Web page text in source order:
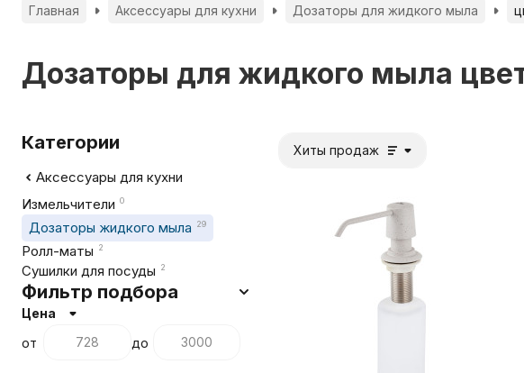
Главная Аксессуары для кухни Дозаторы для жидкого мыла
Дозаторы для жидкого мыла
Хиты продаж
Категории
Аксессуары для кухни
Измельчители 0
Дозаторы жидкого мыла 29
Ролл-маты 2
Сушилки для посуды 2
Фильтр подбора
Цена
от
до